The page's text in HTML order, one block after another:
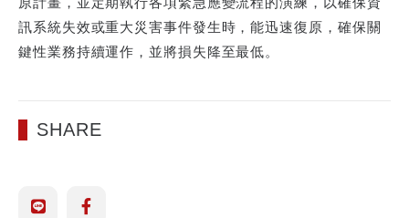
訊系統失效或重大災害事件發生時，能迅速復原，確保關
鍵性業務持續運作，並將損失降至最低。
SHARE